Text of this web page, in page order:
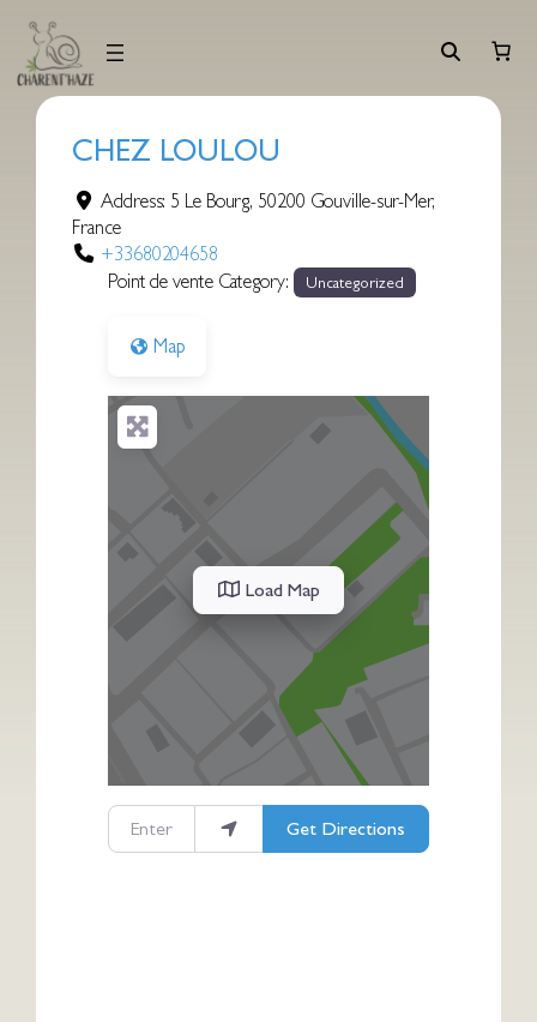
contenu
CHEZ LOULOU
Address: 5 Le Bourg, 50200 Gouville-sur-Mer,
France
+33680204658
Point de vente Category:
Uncategorized
Map
Load Map
Enter your location
Get Directions